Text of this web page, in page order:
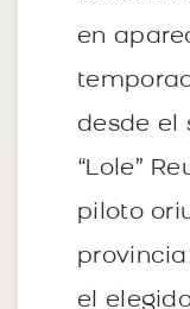
en
desde el
“Lole”
piloto
provincia
el